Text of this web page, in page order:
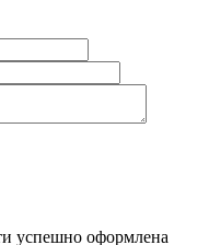
успешно оформлена